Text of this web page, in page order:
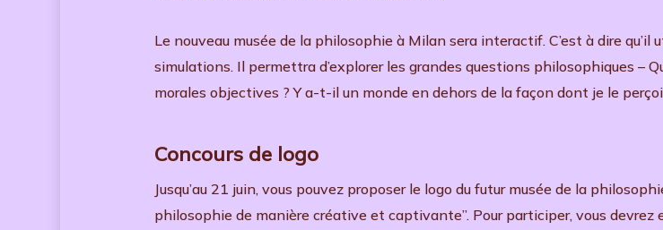
Le nouveau musée de la philosophie à Milan sera interactif. C’est à dire
simulations. Il permettra d’explorer les grandes questions philosophiques –
morales objectives ? Y a-t-il un monde en dehors de la façon dont je le
Concours de logo
Jusqu’au 21 juin, vous pouvez proposer le logo du futur musée de la
philosophie de manière créative et captivante”. Pour participer, vous